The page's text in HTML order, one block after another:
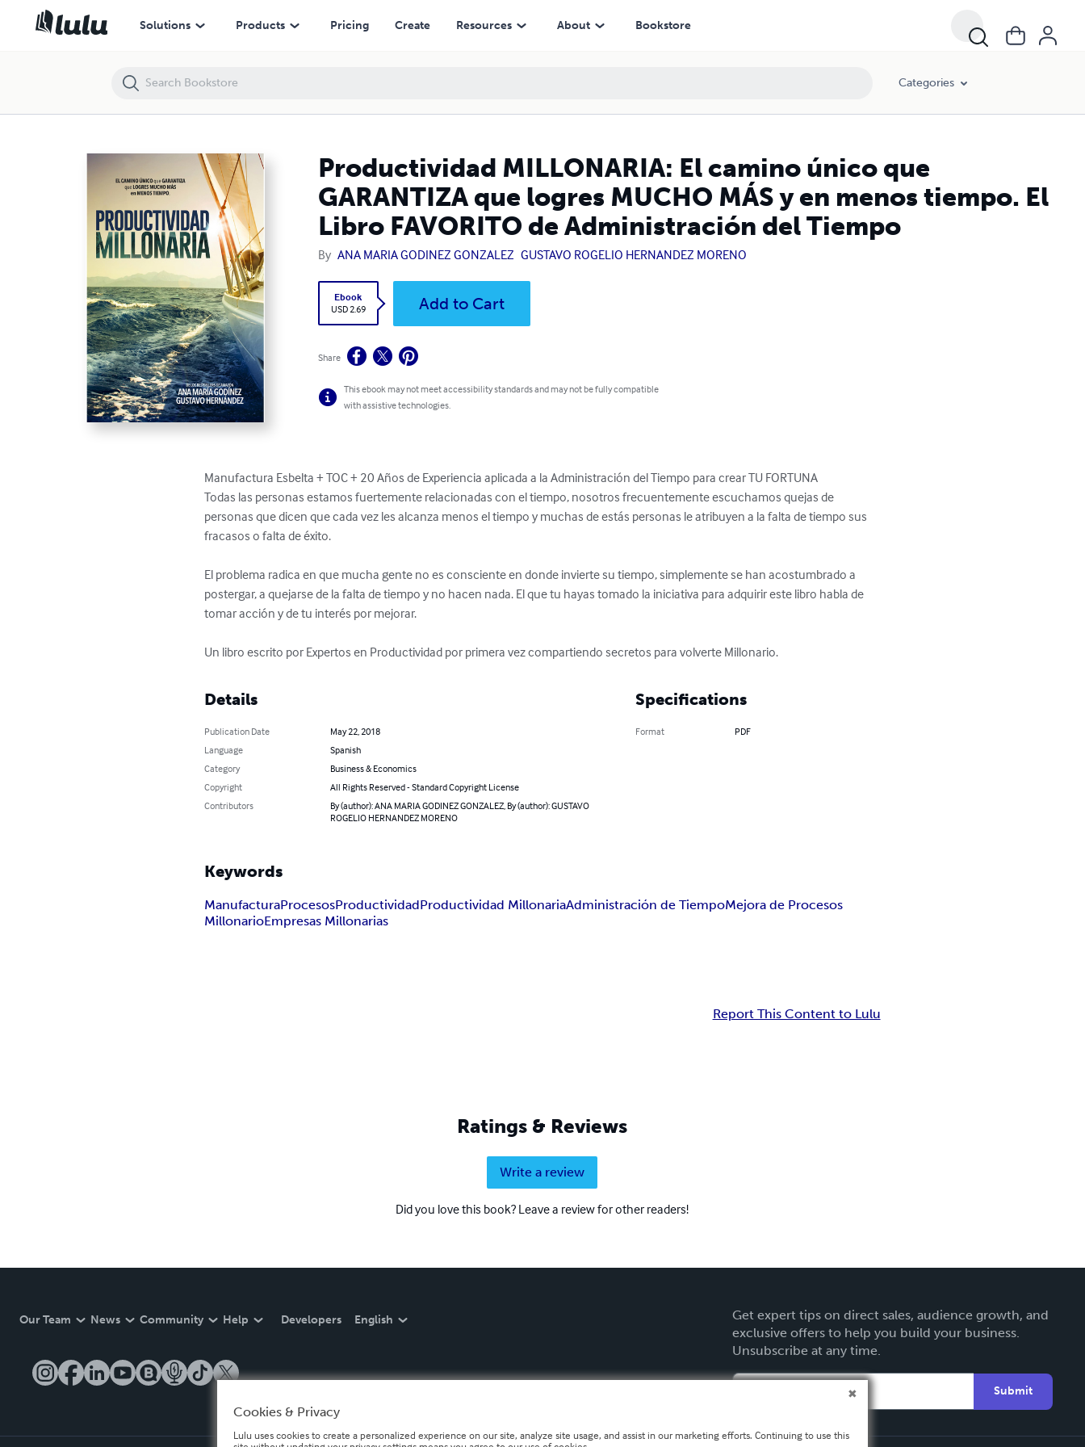
Solutions Products Pricing Create Resources About Bookstore
Categories
Productividad MILLONARIA: El camino único que
GARANTIZA que logres MUCHO MÁS y en menos tiempo. El
Libro FAVORITO de Administración del Tiempo
By ANA MARIA GODINEZ GONZALEZ GUSTAVO ROGELIO HERNANDEZ MORENO
Ebook
USD 2.69
Add to Cart
Share
This ebook may not meet accessibility standards and may not be fully compatible
with assistive technologies.
Manufactura Esbelta + TOC + 20 Años de Experiencia aplicada a la Administración del Tiempo para crear TU FORTUNA
Todas las personas estamos fuertemente relacionadas con el tiempo, nosotros frecuentemente escuchamos quejas de
personas que dicen que cada vez les alcanza menos el tiempo y muchas de estás personas le atribuyen a la falta de tiempo sus
fracasos o falta de éxito.
El problema radica en que mucha gente no es consciente en donde invierte su tiempo, simplemente se han acostumbrado a
postergar, a quejarse de la falta de tiempo y no hacen nada. El que tu hayas tomado la iniciativa para adquirir este libro habla de
tomar acción y de tu interés por mejorar.
Un libro escrito por Expertos en Productividad por primera vez compartiendo secretos para volverte Millonario.
Details
Publication Date
May 22, 2018
Language
Spanish
Category
Business & Economics
Copyright
All Rights Reserved - Standard Copyright License
Contributors
By (author): ANA MARIA GODINEZ GONZALEZ, By (author): GUSTAVO
ROGELIO HERNANDEZ MORENO
Specifications
Format PDF
Keywords
ManufacturaProcesosProductividadProductividad MillonariaAdministración de TiempoMejora de Procesos
MillonarioEmpresas Millonarias
Report This Content to Lulu
Ratings & Reviews
Write a review
Did you love this book? Leave a review for other readers!
Our Team News Community Help Developers English
Get expert tips on direct sales, audience growth, and
exclusive offers to help you build your business.
Unsubscribe at any time.
Submit
Productividad MILLONARIA: El camino único que GARANTIZA que logres MUCHO MÁS y en menos tiempo. El Libro FAVORITO de Administración del Tiempo
Cookies & Privacy
Lulu uses cookies to create a personalized experience on our site, analyze site usage, and assist in our marketing efforts. Continuing to use this